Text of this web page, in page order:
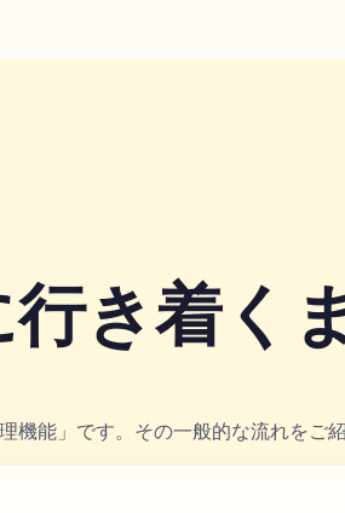
き着く
能」です。その一般的な流れをご紹